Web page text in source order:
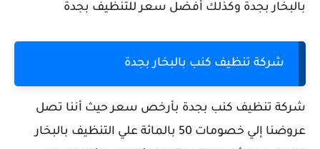
بالبخار بجدة وكذلك أفضل سعر للتنظيف بجدة
شركة تنظيف كنب بالبخار بجدة
شركة تنظيف كنب بجدة بأرخص سعر حيث أننا تصل
عروضنا إلي خصومات 50 بالمائة علي التنظيف بالبخار